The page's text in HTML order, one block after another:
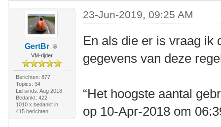
GertBr
VM-rijder
Berichten: 877
Topics: 34
Lid sinds: Aug 2018
Bedankt: 422
1010 x bedankt in
415 berichten
23-Jun-2019, 09:25 AM
En als die er is vraag ik
gegevens van deze
“Het hoogste aantal
op 10-Apr-2018 om